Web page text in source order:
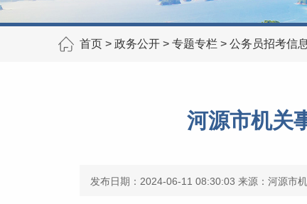
首页 > 政务公开 > 专题专栏 > 公务员招考信息
河源市机关
发布日期：2024-06-11 08:30:03 来源：河源市